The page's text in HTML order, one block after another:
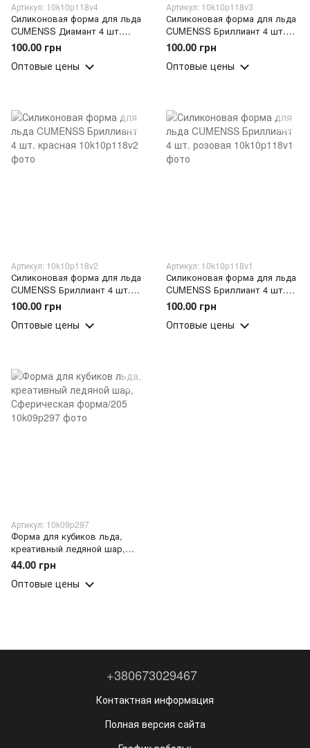
Артикул: 10k10p118v4
Силиконовая форма для льда
CUMENSS Диамант 4 шт.
салатовая
100.00 грн
Оптовые цены
Артикул: 10k10p118v3
Силиконовая форма для льда
CUMENSS Бриллиант 4 шт.
оранжевая
100.00 грн
Оптовые цены
Артикул: 10k10p118v2
Силиконовая форма для льда
CUMENSS Бриллиант 4 шт.
красная
100.00 грн
Оптовые цены
Артикул: 10k10p118v1
Силиконовая форма для льда
CUMENSS Бриллиант 4 шт.
розовая
100.00 грн
Оптовые цены
Артикул: 10k09p297
Форма для кубиков льда,
креативный ледяной шар,
Сферическая форма/205
44.00 грн
Оптовые цены
+380673029467
Контактная информация
Полная версия сайта